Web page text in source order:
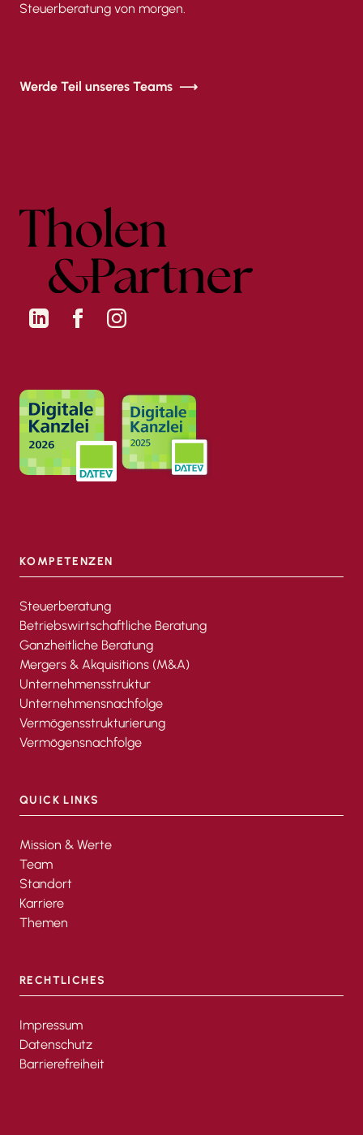
Steuerberatung von morgen.
Werde Teil unseres Teams
KOMPETENZEN
Steuerberatung
Betriebswirtschaftliche Beratung
Ganzheitliche Beratung
Mergers & Akquisitions (M&A)
Unternehmensstruktur
Unternehmensnachfolge
Vermögensstrukturierung
Vermögensnachfolge
QUICK LINKS
Mission & Werte
Team
Standort
Karriere
Themen
RECHTLICHES
Impressum
Datenschutz
Barrierefreiheit